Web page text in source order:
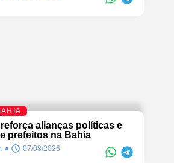
alianças políticas e
prefeitos na Bahia
07/08/2026